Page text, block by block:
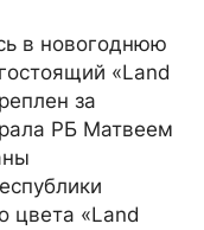
в новогоднюю
«Land
за
РБ Матвеем
цвета «Land